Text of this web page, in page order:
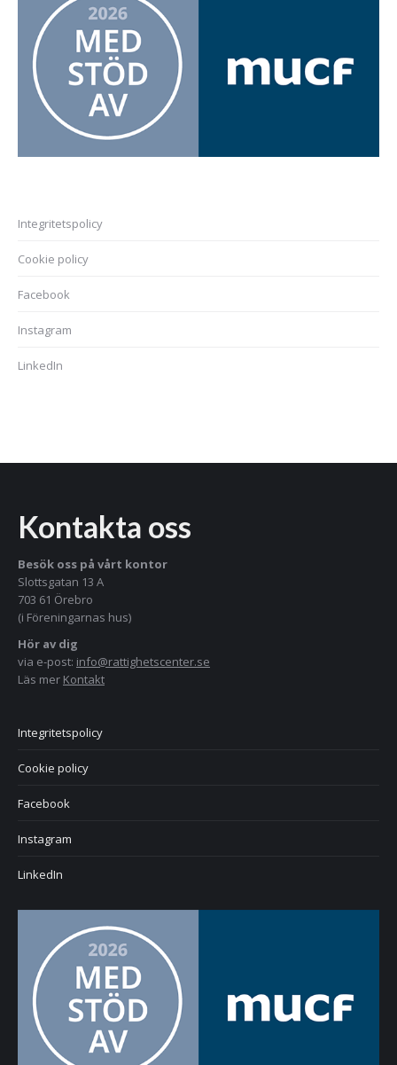
Integritetspolicy
Cookie policy
Facebook
Instagram
LinkedIn
Kontakta oss
Besök oss på vårt kontor
Slottsgatan 13 A
703 61 Örebro
(i Föreningarnas hus)
Hör av dig
via e-post: info@rattighetscenter.se
Läs mer Kontakt
Integritetspolicy
Cookie policy
Facebook
Instagram
LinkedIn